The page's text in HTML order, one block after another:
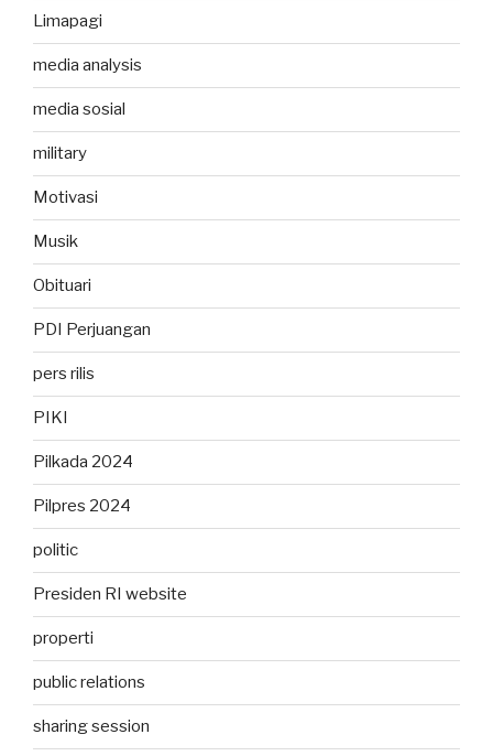
Limapagi
media analysis
media sosial
military
Motivasi
Musik
Obituari
PDI Perjuangan
pers rilis
PIKI
Pilkada 2024
Pilpres 2024
politic
Presiden RI website
properti
public relations
sharing session